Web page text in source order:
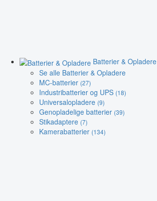
Batterier & Opladere
Se alle Batterier & Opladere
MC-batterier (27)
Industribatterier og UPS (18)
Universalopladere (9)
Genopladelige batterier (39)
Stikadaptere (7)
Kamerabatterier (134)